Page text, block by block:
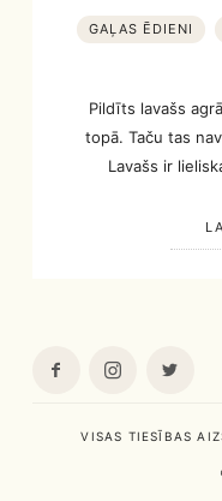
GAĻAS ĒDIENI
Pildīts lavašs
topā. Taču tas
Lavašs ir
VISAS TIESĪBAS